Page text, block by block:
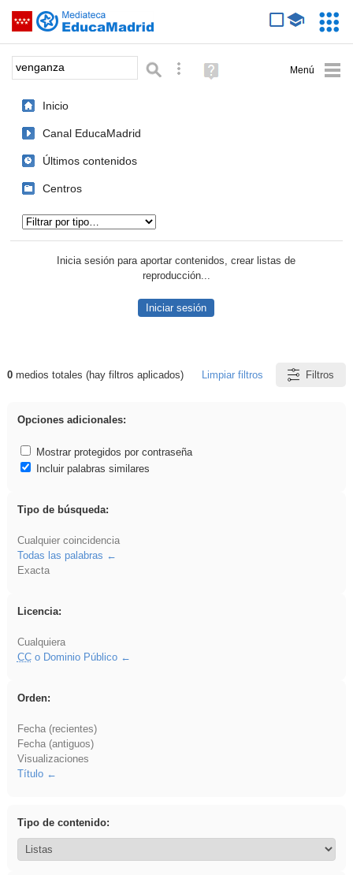
Saltar navegación
Palabra o frase: Búsqueda avanzada
Ayuda
(en
Inicio
Canal EducaMadrid
Últimos contenidos
Centros
Inicia sesión para aportar contenidos, crear listas de
reproducción...
Iniciar sesión
Resultados de: venganza
0medios totales (hay filtros aplicados) Limpiar filtros Filtros
Opciones adicionales:
Mostrar protegidos por contraseña
Incluir palabras similares
Tipo de búsqueda:
Cualquier coincidencia
Todas las palabras
Exacta
Licencia:
Cualquiera
CCo Dominio Público
Orden:
Fecha (recientes)
Fecha (antiguos)
Visualizaciones
Título
Tipo de contenido: